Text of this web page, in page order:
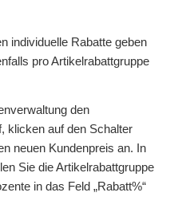
individuelle Rabatte geben
pro Artikelrabattgruppe
den
klicken auf den Schalter
neuen Kundenpreis an. In
Sie die Artikelrabattgruppe
in das Feld „Rabatt%“